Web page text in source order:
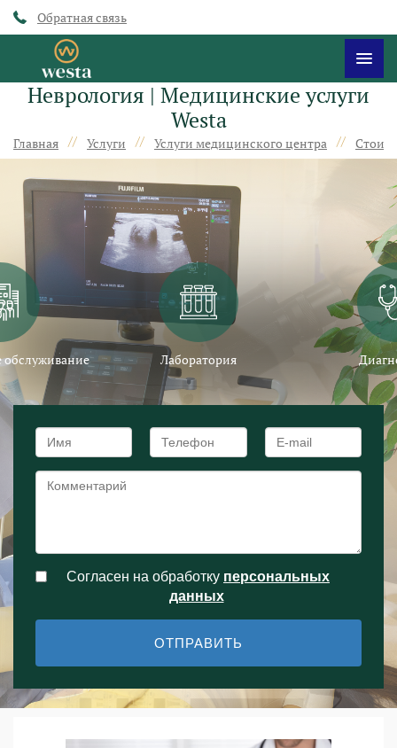
Обратная связь
Неврология | Медицинские услуги
Westa
Главная // Услуги // Услуги медицинского центра //
обслуживание Лаборатория
Согласен на обработку персональныx
данных
ОТПРАВИТЬ